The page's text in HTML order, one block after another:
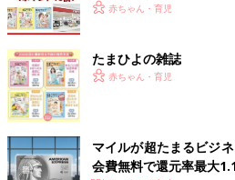
赤ちゃん・育児
たまひよの雑誌
赤ちゃん・育児
マイルが超たまるビジ
会費無料で還元率最大